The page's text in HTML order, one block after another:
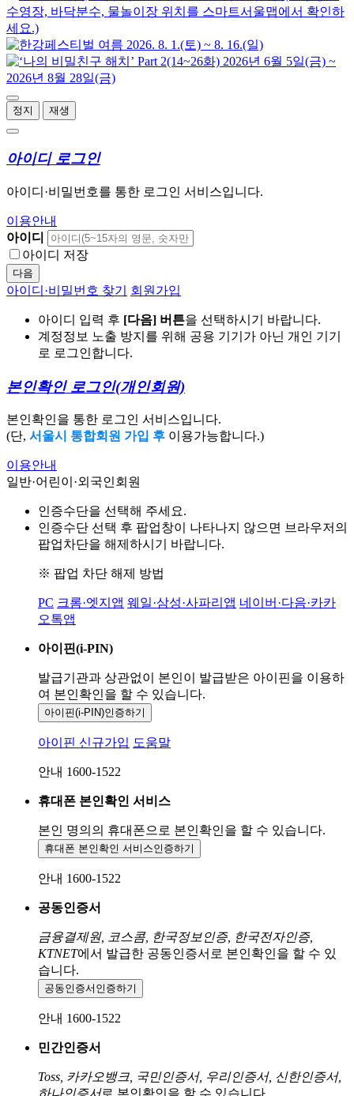
정지 재생
아이디 로그인
아이디·비밀번호를 통한 로그인 서비스입니다.
이용안내
아이디
아이디 저장
다음
아이디·비밀번호 찾기 회원가입
아이디 입력 후 [다음] 버튼을 선택하시기 바랍니다.
계정정보 노출 방지를 위해 공용 기기가 아닌 개인 기기
로 로그인합니다.
본인확인 로그인(개인회원)
본인확인을 통한 로그인 서비스입니다.
(단, 서울시 통합회원 가입 후 이용가능합니다.)
이용안내
일반·어린이·외국인회원
인증수단을 선택해 주세요.
인증수단 선택 후 팝업창이 나타나지 않으면 브라우저의
팝업차단을 해제하시기 바랍니다.
※ 팝업 차단 해제 방법
PC 크롬·엣지앱 웨일·삼성·사파리앱 네이버·다음·카카
오톡앱
아이핀(i-PIN)
발급기관과 상관없이 본인이 발급받은 아이핀을 이용하
여 본인확인을 할 수 있습니다.
아이핀(i-PIN)인증하기
아이핀 신규가입 도움말
안내 1600-1522
휴대폰 본인확인 서비스
본인 명의의 휴대폰으로 본인확인을 할 수 있습니다.
휴대폰 본인확인 서비스인증하기
안내 1600-1522
공동인증서
금융결제원, 코스콤, 한국정보인증, 한국전자인증,
KTNET에서 발급한 공동인증서로 본인확인을 할 수 있
습니다.
공동인증서 인증하기
안내 1600-1522
민간인증서
Toss, 카카오뱅크, 국민인증서, 우리인증서, 신한인증서,